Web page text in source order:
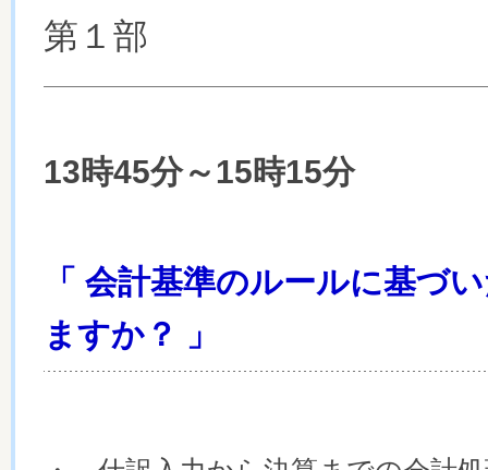
第１部
13時45分～15時15分
「 会計基準のルールに基づ
ますか？
」